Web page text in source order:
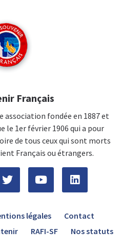
Français
association fondée en 1887 et
le 1er février 1906 qui a pour
de tous ceux qui sont morts
Français ou étrangers.
légales
Contact
RAFI-SF Nos statuts